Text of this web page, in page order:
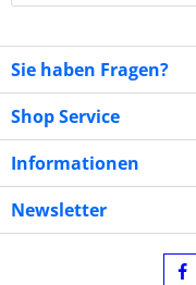
Sie haben Fragen?
Shop Service
Informationen
Newsletter